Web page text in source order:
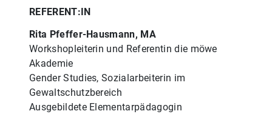
REFERENT:IN
Rita Pfeffer-Hausmann, MA
Workshopleiterin und Referentin die möwe
Akademie
Gender Studies, Sozialarbeiterin im
Gewaltschutzbereich
Ausgebildete Elementarpädagogin